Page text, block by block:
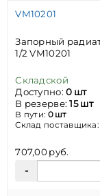
VM10201
Запорный
1/2 VM10201
Складской
Доступно:0 шт
В резерве:15 шт
В пути: 0 шт
Склад
707,00 руб.